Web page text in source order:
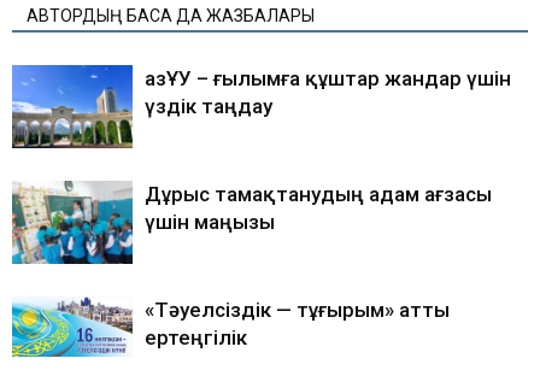
АВТОРДЫҢ БАСҚА ДА ЖАЗБАЛАРЫ
ҚазҰУ – ғылымға құштар жандар үшін
үздік таңдау
Дұрыс тамақтанудың адам ағзасы
үшін маңызы
«Тәуелсіздік — тұғырым» атты
ертеңгілік